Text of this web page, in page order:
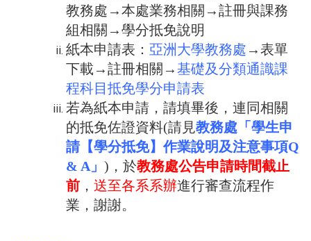
教務處 →本處業務相關→註冊與課務
組相關→學分抵免說明
紙本申請表： 亞洲大學教務處 →表單
下載→註冊相關→基礎及分類通識課
程科目抵免學分申請表
若為紙本申請，請填畢後，連同相關
的抵免佐證資料(請見教務處「學生申
請【學分抵免】作業說明及注意事項Q
& A」 )，於教務處公告申請時間截止
前 ， 送至各系系辦進行審查流程作
業，謝謝。